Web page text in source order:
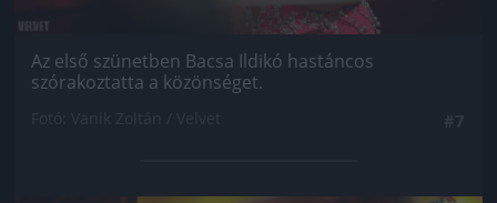
Az első szünetben Bacsa Ildikó hastáncos
szórakoztatta a közönséget.